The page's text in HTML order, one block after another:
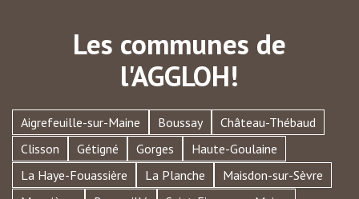
Les communes de
l'AGGLOH!
Aigrefeuille-sur-Maine Boussay
Château-Thébaud
Clisson
Gétigné Gorges
Haute-Goulaine
La Haye-Fouassière
La Planche
Maisdon-sur-Sèvre